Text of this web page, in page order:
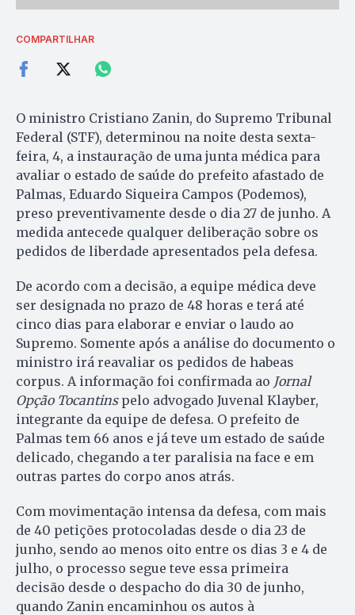
COMPARTILHAR
O ministro Cristiano Zanin, do Supremo Tribunal
Federal (STF), determinou na noite desta sexta-
feira, 4, a instauração de uma junta médica para
avaliar o estado de saúde do prefeito afastado de
Palmas, Eduardo Siqueira Campos (Podemos),
preso preventivamente desde o dia 27 de junho. A
medida antecede qualquer deliberação sobre os
pedidos de liberdade apresentados pela defesa.
De acordo com a decisão, a equipe médica deve
ser designada no prazo de 48 horas e terá até
cinco dias para elaborar e enviar o laudo ao
Supremo. Somente após a análise do documento o
ministro irá reavaliar os pedidos de habeas
corpus. A informação foi confirmada ao Jornal
Opção Tocantinspelo advogado Juvenal Klayber,
integrante da equipe de defesa. O prefeito de
Palmas tem 66 anos e já teve um estado de saúde
delicado, chegando a ter paralisia na face e em
outras partes do corpo anos atrás.
Com movimentação intensa da defesa, com mais
de 40 petições protocoladas desde o dia 23 de
junho, sendo ao menos oito entre os dias 3 e 4 de
julho, o processo segue teve essa primeira
decisão desde o despacho do dia 30 de junho,
quando Zanin encaminhou os autos à